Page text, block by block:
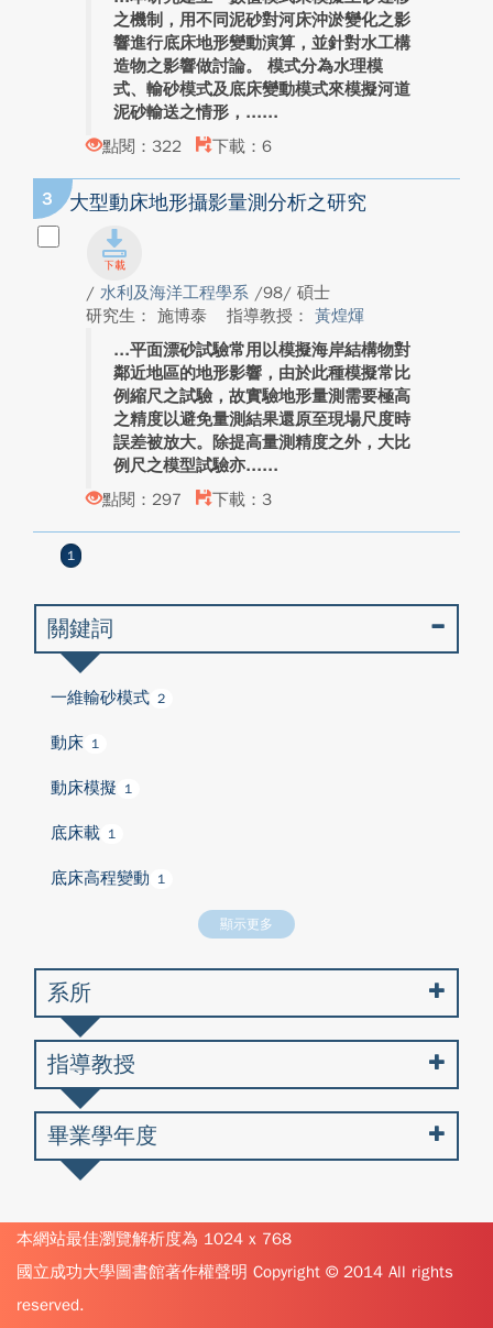
之機制，用不同泥砂對河床沖淤變化之影
響進行底床地形變動演算，並針對水工構
造物之影響做討論。 模式分為水理模
式、輸砂模式及底床變動模式來模擬河道
泥砂輸送之情形，...
點閱：322
下載：6
3 大型動床地形攝影量測分析之研究
/ 水利及海洋工程學系 /98/ 碩士
研究生： 施博泰
指導教授： 黃煌煇
平面漂砂試驗常用以模擬海岸結構物對
鄰近地區的地形影響，由於此種模擬常比
例縮尺之試驗，故實驗地形量測需要極高
之精度以避免量測結果還原至現場尺度時
誤差被放大。除提高量測精度之外，大比
例尺之模型試驗亦...
點閱：297
下載：3
1
關鍵詞
一維輸砂模式 2
動床 1
動床模擬 1
底床載 1
底床高程變動 1
顯示更多
系所
指導教授
畢業學年度
本網站最佳瀏覽解析度為 1024 x 768
國立成功大學圖書館著作權聲明 Copyright © 2014 All rights
reserved.